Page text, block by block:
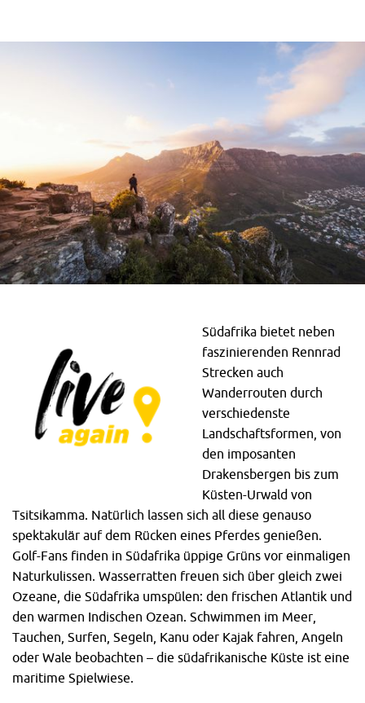
Südafrika bietet neben
faszinierenden Rennrad
Strecken auch
Wanderrouten durch
verschiedenste
Landschaftsformen, von
den imposanten
Drakensbergen bis zum
Küsten-Urwald von
Tsitsikamma. Natürlich lassen sich all diese genauso
spektakulär auf dem Rücken eines Pferdes genießen.
Golf-Fans finden in Südafrika üppige Grüns vor einmaligen
Naturkulissen. Wasserratten freuen sich über gleich zwei
Ozeane, die Südafrika umspülen: den frischen Atlantik und
den warmen Indischen Ozean. Schwimmen im Meer,
Tauchen, Surfen, Segeln, Kanu oder Kajak fahren, Angeln
oder Wale beobachten – die südafrikanische Küste ist eine
maritime Spielwiese.